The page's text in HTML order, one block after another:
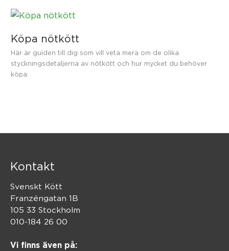
Köpa nötkött
Här är guiden till dig som vill veta mera om de olika
styckningsdetaljerna av nötkött och hur mycket du behöver
köpa.
Kontakt
Svenskt Kött
Franzéngatan 1B
105 33 Stockholm
010-184 26 00
Vi finns även på: